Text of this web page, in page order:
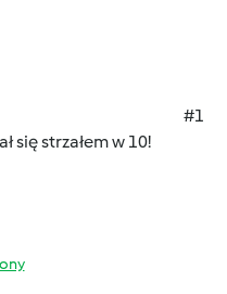
#1
się strzałem w 10!